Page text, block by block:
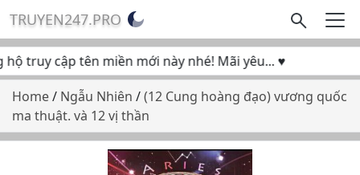
TRUYEN247.PRO
truy cập tên miền mới này nhé! Mãi yêu... ♥
Home/ Ngẫu Nhiên /(12 Cung hoàng đạo) vương quốc
ma thuật. và 12 vị thần